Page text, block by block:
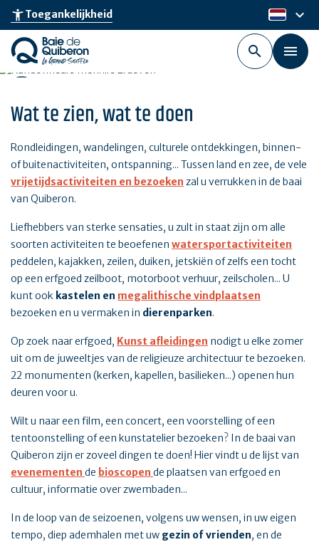
Skip
main
content
accessibility_newToegankelijkheid nl
keyboard_arrow_down
Wat te zien, wat te doen
Rondleidingen, wandelingen, culturele ontdekkingen, binnen-
of buitenactiviteiten, ontspanning... Tussen land en zee, de vele
vrijetijdsactiviteiten en bezoeken zal u verrukken in de baai
van Quiberon.
Liefhebbers van sterke sensaties, u zult in staat zijn om alle
soorten activiteiten te beoefenen watersportactiviteiten
peddelen, kajakken, zeilen, duiken, jetskiën of zelfs een tocht
op een erfgoed zeilboot, motorboot verhuur, zeilscholen... U
kunt ook kastelen en megalithische vindplaatsen
bezoeken en u vermaken in dierenparken.
Op zoek naar erfgoed, Kunst afleidingen nodigt u elke zomer
uit om de juweeltjes van de religieuze architectuur te bezoeken.
22 monumenten (kerken, kapellen, basilieken...) openen hun
deuren voor u.
Wilt u naar een film, een concert, een voorstelling of een
tentoonstelling of een kunstatelier bezoeken? In de baai van
Quiberon zijn er zoveel dingen te doen! Hier vindt u de lijst van
evenementen de bioscopen de plaatsen van erfgoed en
cultuur, informatie over zwembaden...
In de loop van de seizoenen, volgens uw wensen, in uw eigen
tempo, diep ademhalen met uw gezin of vrienden, en de